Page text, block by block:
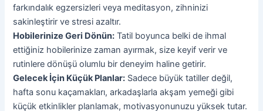
farkındalık egzersizleri veya meditasyon, zihninizi
sakinleştirir ve stresi azaltır.
Hobilerinize Geri Dönün: Tatil boyunca belki de ihmal
ettiğiniz hobilerinize zaman ayırmak, size keyif verir ve
rutinlere dönüşü olumlu bir deneyim haline getirir.
Gelecek İçin Küçük Planlar: Sadece büyük tatiller değil,
hafta sonu kaçamakları, arkadaşlarla akşam yemeği gibi
küçük etkinlikler planlamak, motivasyonunuzu yüksek tutar.